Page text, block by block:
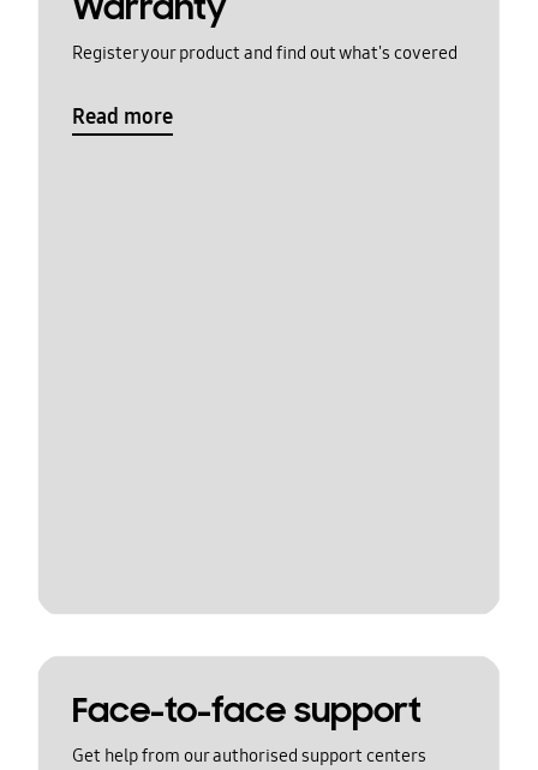
Register your product and find out what's covered
Read more
Face-to-face support
Get help from our authorised support centers